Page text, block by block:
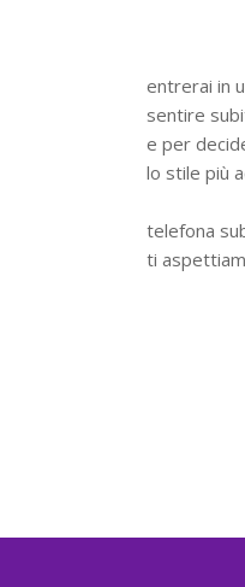
entrerai in
sentire
e per
lo stile più
telefona
ti